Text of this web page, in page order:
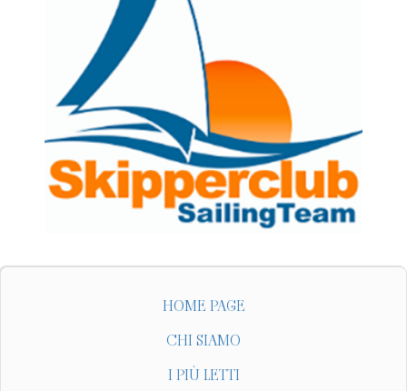
HOME PAGE
CHI SIAMO
I PIÙ LETTI